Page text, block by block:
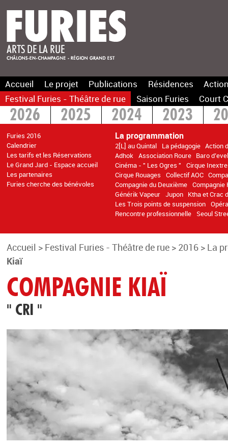
Accueil Le projet Publications Résidences
Festival Furies - Théâtre de rue
Saison Furies Court
2026 2025 2024 2023
2016
Furies 2016
Calendrier
Les tarifs et les Réservations
Le Grand Jard - Espace accueil
Les partenaires
Furies cherche des bénévoles
La programmation
2[L] au Quintal La pédagogie Action
Adhok
Association Roure Baro
Cinéma - " Les Ogres "
Cirque
Cirque Rouages
Collectif AOC
Compagnie du Deuxième Compagnie
Générik Vapeur Jupon Ktha et Crac
Les Trois points de suspension
Rencontre professionnelle
Seoul
>2014
Accueil > Festival Furies - Théâtre de rue > 2016 > La
Kiaï
COMPAGNIE KIAÏ
" CRI "